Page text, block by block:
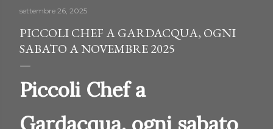
settembre 26, 2025
PICCOLI CHEF A GARDACQUA, OGNI
SABATO A NOVEMBRE 2025
Piccoli Chef a
Gardacqua, ogni sabato